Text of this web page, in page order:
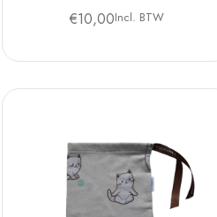
€10,00Incl. BTW